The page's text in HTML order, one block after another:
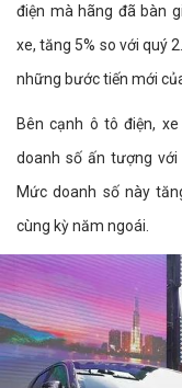
điện mà hãng đã bàn
xe, tăng 5% so với quý
những bước tiến mới
Bên cạnh ô tô điện,
doanh số ấn tượng với
Mức doanh số này
cùng kỳ năm ngoái.